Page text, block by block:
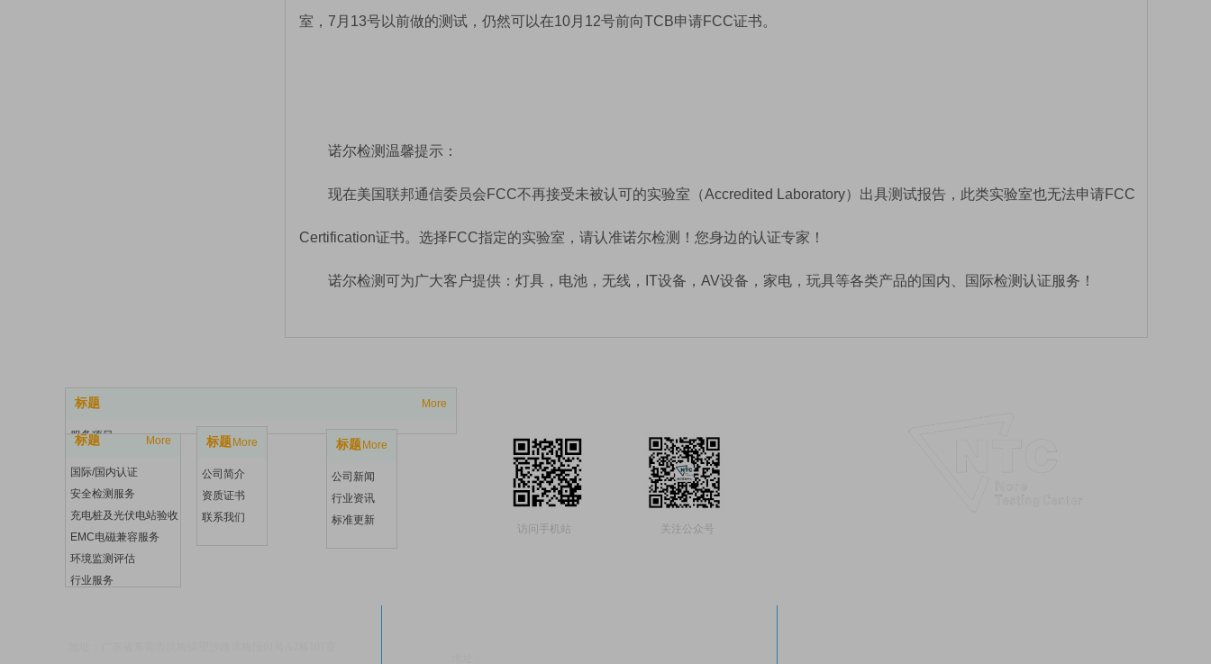
室，7月13号以前做的测试，仍然可以在10月12号前向TCB申请FCC证书。
诺尔检测温馨提示：
现在美国联邦通信委员会FCC不再接受未被认可的实验室（Accredited Laboratory）出具测试报告，此类实验室也无法申请FCC
Certification证书。选择FCC指定的实验室，请认准诺尔检测！您身边的认证专家！
诺尔检测可为广大客户提供：灯具，电池，无线，IT设备，AV设备，家电，玩具等各类产品的国内、国际检测认证服务！
标题 More
国际/国内认证
安全检测服务
充电桩及光伏电站验收
EMC电磁兼容服务
环境监测评估
行业服务
标题 More
服务项目
新闻资讯
标题 More
公司简介
资质证书
联系我们
标题 More
公司新闻
行业资讯
标准更新
访问手机站 关注公众号